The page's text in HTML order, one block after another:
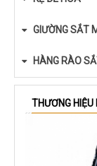
GIƯỜNG SẮT
HÀNG RÀO
THƯƠNG HIỆU